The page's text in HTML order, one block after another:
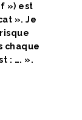
») est
». Je
chaque
: …. ».